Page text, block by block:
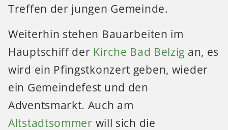
Treffen der jungen Gemeinde.
Weiterhin stehen Bauarbeiten im
Hauptschiff der Kirche Bad Belzig an, es
wird ein Pfingstkonzert geben, wieder
ein Gemeindefest und den
Adventsmarkt. Auch am
Altstadtsommer will sich die